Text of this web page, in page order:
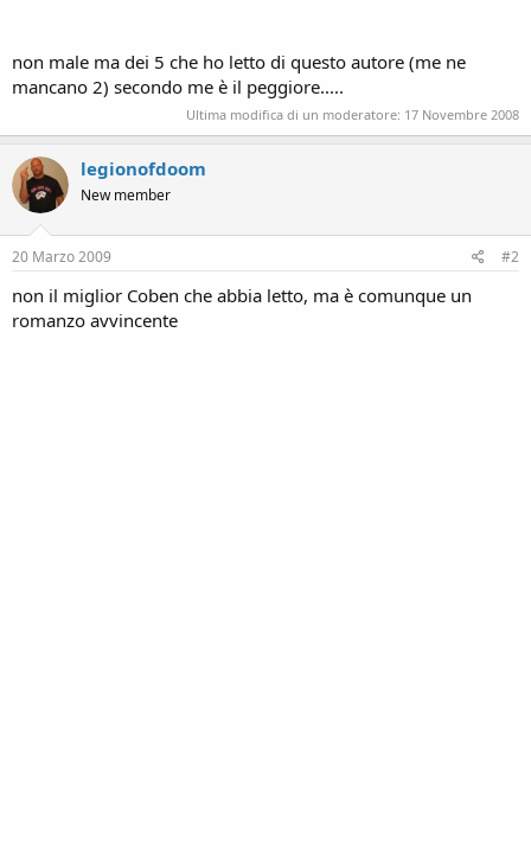
non male ma dei 5 che ho letto di questo autore (me ne
mancano 2) secondo me è il peggiore.....
Ultima modifica di un moderatore: 17 Novembre 2008
legionofdoom
New member
20 Marzo 2009 #2
non il miglior Coben che abbia letto, ma è comunque un
romanzo avvincente